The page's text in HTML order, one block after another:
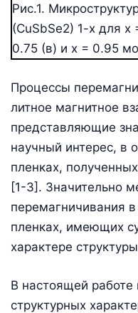
Рис.1.
(CuSbSe2) 1-x для x
0.75 (в) и x = 0.95
Процессы
литное магнитное
представляющие
научный интерес, в
пленках,
[1-3]. Значительно
перемагничивания
пленках, имеющих
характере
В настоящей работе
структурных